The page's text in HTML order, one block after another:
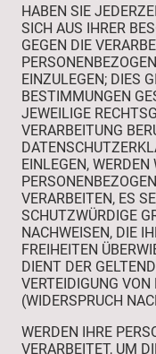
HABEN SIE
SICH AUS IHRER
GEGEN DIE
EINZULEGEN; DIES
BESTIMMUNGEN
JEWEILIGE
VERARBEITUNG
EINLEGEN,
VERARBEITEN, ES
SCHUTZWÜRDIGE
NACHWEISEN, DIE
FREIHEITEN
DIENT DER
VERTEIDIGUNG
(WIDERSPRUCH
WERDEN IHRE
VERARBEITET, UM